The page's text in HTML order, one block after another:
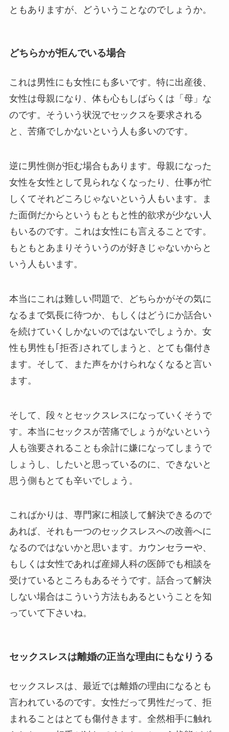
ともありますが、どういうことなのでしょうか。
どちらかが拒んでいる場合
これは男性にも女性にも多いです。特に出産後、
女性は母親になり、体も心もしばらくは「母」な
のです。そういう状況でセックスを要求される
と、苦痛でしかないという人も多いのです。
逆に男性側が拒む場合もあります。母親になった
女性を女性として見られなくなったり、仕事が忙
しくてそれどころじゃないという人もいます。ま
た面倒だからというもともと性的欲求が少ない人
もいるのです。これは女性にも言えることです。
もともとあまりそういうのが好きじゃないからと
いう人もいます。
本当にこれは難しい問題で、どちらかがその気に
なるまで気長に待つか、もしくはどうにか話合い
を続けていくしかないのではないでしょうか。女
性も男性も｢拒否｣されてしまうと、とても傷付き
ます。そして、また声をかけられなくなると言い
ます。
そして、段々とセックスレスになっていくそうで
す。本当にセックスが苦痛でしょうがないという
人も強要されることも余計に嫌になってしまうで
しょうし、したいと思っているのに、できないと
思う側もとても辛いでしょう。
こればかりは、専門家に相談して解決できるので
あれば、それも一つのセックスレスへの改善へに
なるのではないかと思います。カウンセラーや、
もしくは女性であれば産婦人科の医師でも相談を
受けているところもあるそうです。話合って解決
しない場合はこういう方法もあるということを知
っていて下さいね。
セックスレスは離婚の正当な理由にもなりうる
セックスレスは、最近では離婚の理由になるとも
言われているのです。女性だって男性だって、拒
まれることはとても傷付きます。全然相手に触れ